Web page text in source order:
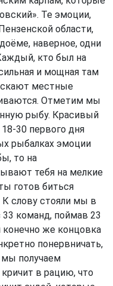
Те эмоции,
области,
наверное, одни
кто был на
и мощная там
местные
Отметим мы
рыбу. Красивый
30 первого дня
рыбалках эмоции
то на
тебя на мелкие
готов биться
К слову стояли мы в
33 команд, поймав 23
же концовка
понервничать,
получаем
в рацию, что